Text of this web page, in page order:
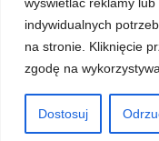
indywidualnych
na stronie. Kliknięcie
zgodę na
Dostosuj
© 2026 LKS Znicz